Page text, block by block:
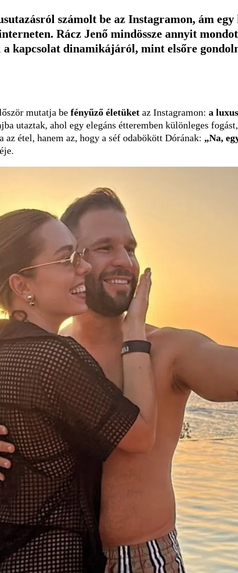
számolt be az Instagramon, ám
Rácz Jenő mindössze annyit
a kapcsolat dinamikájáról, mint elsőre
mutatja be fényűző életüket az Instagramon: a
utaztak, ahol egy elegáns étteremben különleges
étel, hanem az, hogy a séf odabökött Dórának: „Na,